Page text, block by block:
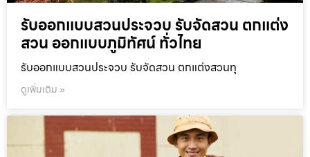
รับออกแบบสวนประจวบ รับจัดสวน ตกแต่ง
สวน ออกแบบภูมิทัศน์ ทั่วไทย
รับออกแบบสวนประจวบ รับจัดสวน ตกแต่งสวนทุ
ดูเพิ่มเติม »